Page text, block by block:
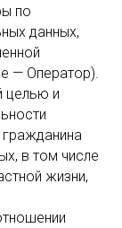
по
данных,
— Оператор).
целью и
в том числе
жизни,